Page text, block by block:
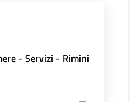
- Servizi - Rimini